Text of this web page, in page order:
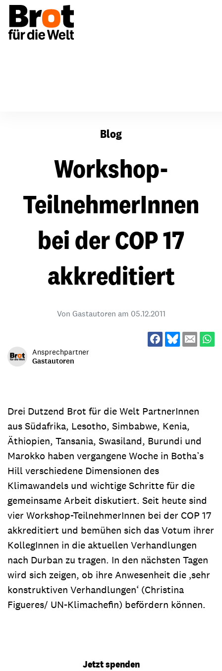
Blog
Workshop-
TeilnehmerInnen
bei der COP 17
akkreditiert
Von Gastautoren am 05.12.2011
Ansprechpartner
Gastautoren
Drei Dutzend Brot für die Welt PartnerInnen
aus Südafrika, Lesotho, Simbabwe, Kenia,
Äthiopien, Tansania, Swasiland, Burundi und
Marokko haben vergangene Woche in Botha’s
Hill verschiedene Dimensionen des
Klimawandels und wichtige Schritte für die
gemeinsame Arbeit diskutiert. Seit heute sind
vier Workshop-TeilnehmerInnen bei der COP 17
akkreditiert und bemühen sich das Votum ihrer
KollegInnen in die aktuellen Verhandlungen
nach Durban zu tragen. In den nächsten Tagen
wird sich zeigen, ob ihre Anwesenheit die ‚sehr
konstruktiven Verhandlungen‘ (Christina
Figueres/ UN-Klimachefin) befördern können.
Jetzt spenden